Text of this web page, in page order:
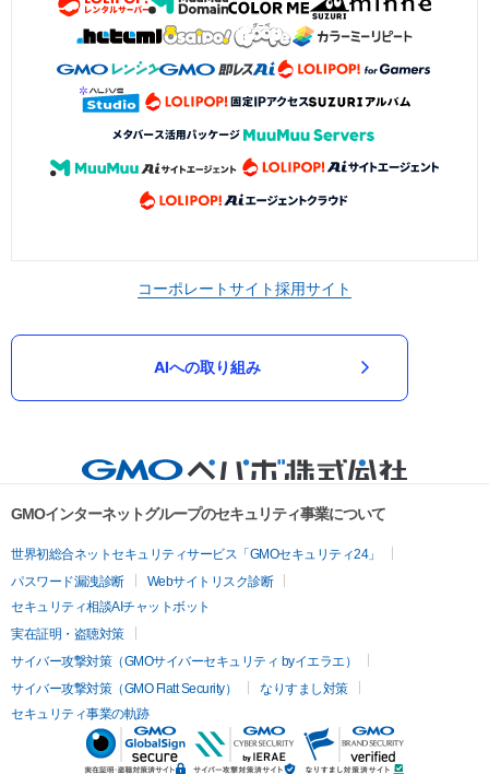
コーポレートサイト採用サイト
AIへの取り組み
GMOインターネットグループのセキュリティ事業について
世界初総合ネットセキュリティサービス「GMOセキュリティ24」
パスワード漏洩診断
Webサイトリスク診断
セキュリティ相談AIチャットボット
実在証明・盗聴対策
サイバー攻撃対策（GMOサイバーセキュリティ byイエラエ）
サイバー攻撃対策（GMO Flatt Security）
なりすまし対策
セキュリティ事業の軌跡